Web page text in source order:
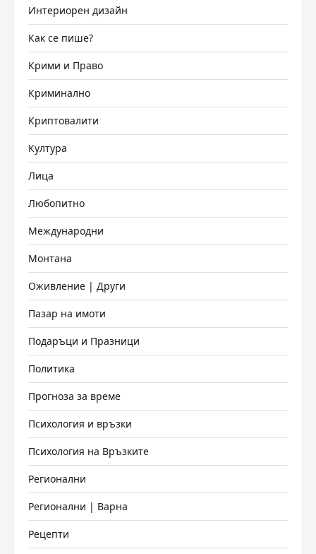
Интериорен дизайн
Как се пише?
Крими и Право
Криминално
Криптовалити
Култура
Лица
Любопитно
Международни
Монтана
Оживление | Други
Пазар на имоти
Подаръци и Празници
Политика
Прогноза за време
Психология и връзки
Психология на Връзките
Регионални
Регионални | Варна
Рецепти